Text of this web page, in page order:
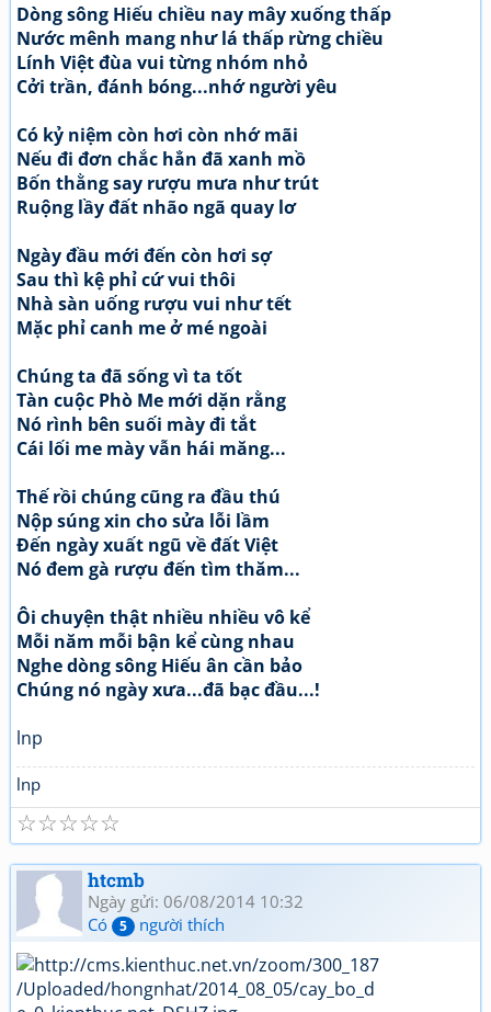
Dòng sông Hiếu chiều nay mây xuống thấp
Nước mênh mang như lá thấp rừng chiều
Lính Việt đùa vui từng nhóm nhỏ
Cởi trần, đánh bóng...nhớ người yêu
Có kỷ niệm còn hơi còn nhớ mãi
Nếu đi đơn chắc hẳn đã xanh mồ
Bốn thằng say rượu mưa như trút
Ruộng lầy đất nhão ngã quay lơ
Ngày đầu mới đến còn hơi sợ
Sau thì kệ phỉ cứ vui thôi
Nhà sàn uống rượu vui như tết
Mặc phỉ canh me ở mé ngoài
Chúng ta đã sống vì ta tốt
Tàn cuộc Phò Me mới dặn rằng
Nó rình bên suối mày đi tắt
Cái lối me mày vẫn hái măng...
Thế rồi chúng cũng ra đầu thú
Nộp súng xin cho sửa lỗi lầm
Đến ngày xuất ngũ về đất Việt
Nó đem gà rượu đến tìm thăm...
Ôi chuyện thật nhiều nhiều vô kể
Mỗi năm mỗi bận kể cùng nhau
Nghe dòng sông Hiếu ân cần bảo
Chúng nó ngày xưa...đã bạc đầu...!
lnp
lnp
☆
☆
☆
☆
☆
htcmb
Ngày gửi: 06/08/2014 10:32
Có
5 người thích